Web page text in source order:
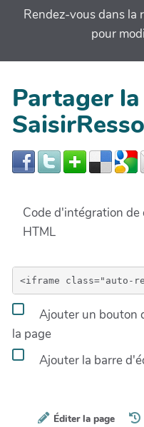
Rendez-vous dans la
pour
Partager
Code d'intégration
HTML
Ajouter un bouton
la page
Ajouter la barre
Éditer la page